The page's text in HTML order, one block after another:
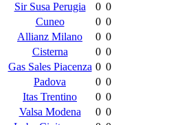
Sir Susa Perugia
0 0
Cuneo
0 0
Allianz Milano
0 0
Cisterna
0 0
Gas Sales Piacenza 0 0
Padova
0 0
Itas Trentino
0 0
Valsa Modena
0 0